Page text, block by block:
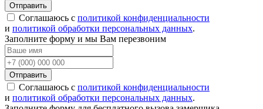
Отправить
Соглашаюсь с политикой конфиденциальности
и политикой обработки персональных данных.
Заполните форму и мы Вам перезвоним
Отправить
Соглашаюсь с политикой конфиденциальности
и политикой обработки персональных данных.